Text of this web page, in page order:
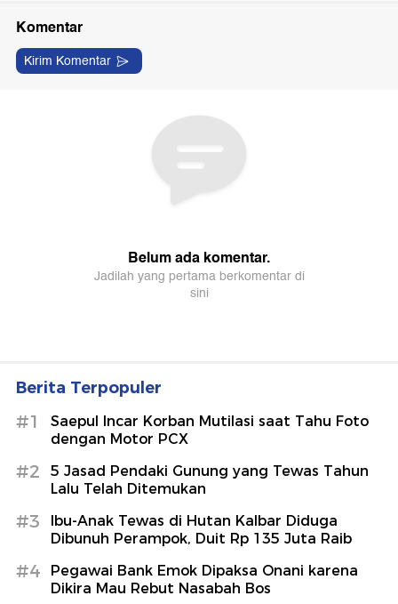
Berita Terpopuler
#1
Saepul Incar Korban Mutilasi saat Tahu Foto
dengan Motor PCX
#2
5 Jasad Pendaki Gunung yang Tewas Tahun
Lalu Telah Ditemukan
#3
Ibu-Anak Tewas di Hutan Kalbar Diduga
Dibunuh Perampok, Duit Rp 135 Juta Raib
#4
Pegawai Bank Emok Dipaksa Onani karena
Dikira Mau Rebut Nasabah Bos